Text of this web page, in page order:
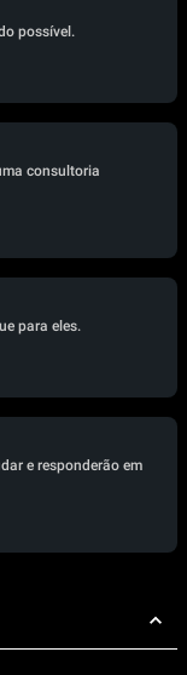
possível.
consultoria
para eles.
e responderão em